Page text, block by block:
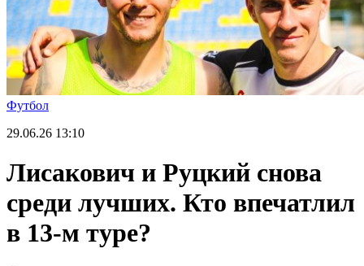
Футбол
29.06.26 13:10
Лисакович и Руцкий снова
среди лучших. Кто впечатлил
в 13-м туре?